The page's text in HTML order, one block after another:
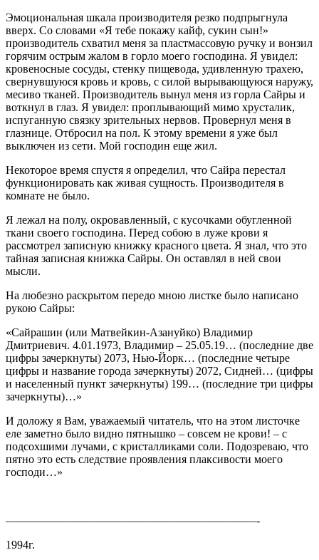
Эмоциональная шкала производителя резко подпрыгнула
вверх. Со словами «Я тебе покажу кайф, сукин сын!»
производитель схватил меня за пластмассовую ручку и вонзил
горячим острым жалом в горло моего господина. Я увидел:
кровеносные сосуды, стенку пищевода, удивленную трахею,
свернувшуюся кровь и кровь, с силой вырывающуюся наружу,
месиво тканей. Производитель вынул меня из горла Сайры и
воткнул в глаз. Я увидел: проплывающий мимо хрусталик,
испуганную связку зрительных нервов. Провернул меня в
глазнице. Отбросил на пол. К этому времени я уже был
выключен из сети. Мой господин еще жил.
Некоторое время спустя я определил, что Сайра перестал
функционировать как живая сущность. Производителя в
комнате не было.
Я лежал на полу, окровавленный, с кусочками обугленной
ткани своего господина. Перед собою в луже крови я
рассмотрел записную книжку красного цвета. Я знал, что это
тайная записная книжка Сайры. Он оставлял в ней свои
мысли.
На любезно раскрытом передо мною листке было написано
рукою Сайры:
«Сайрашин (или Матвейкин-Азануйко) Владимир
Дмитриевич. 4.01.1973, Владимир – 25.05.19… (последние две
цифры зачеркнуты) 2073, Нью-Йорк… (последние четыре
цифры и название города зачеркнуты) 2072, Сидней… (цифры
и населенный пункт зачеркнуты) 199… (последние три цифры
зачеркнуты)…»
И доложу я Вам, уважаемый читатель, что на этом листочке
еле заметно было видно пятнышко – совсем не крови! – с
подсохшими лучами, с кристалликами соли. Подозреваю, что
пятно это есть следствие проявления плаксивости моего
господи…»
——————————————————————-
1994г.